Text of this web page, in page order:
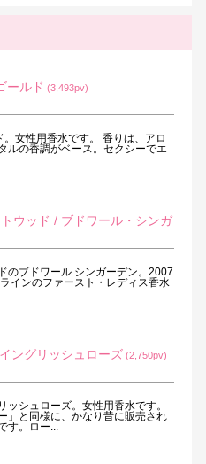
ールド (3,493pv)
女性用香水です。 香りは、アロ
ルの香調がベース。セクシーでエ
ウッド / ブドワール・シンガ
のブドワール シンガーデン。2007
インのファースト・レディス香水
ングリッシュローズ (2,750pv)
ッシュローズ。女性用香水です。
」と同様に、かなり昔に販売され
す。ロー...